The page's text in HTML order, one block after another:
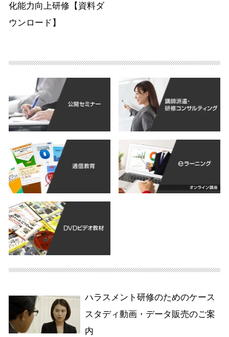
化能力向上研修【資料ダ
ウンロード】
ハラスメント研修のためのケース
スタディ動画・データ販売のご案
内